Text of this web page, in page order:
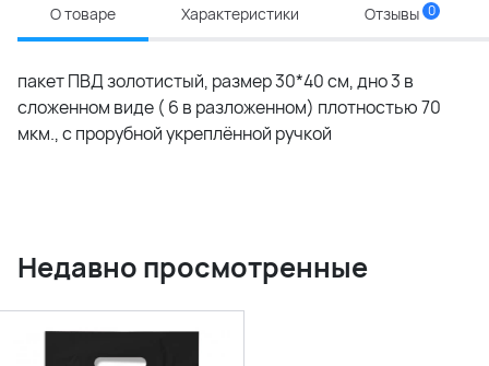
О товаре Характеристики Отзывы 0
пакет ПВД золотистый, размер 30*40 см, дно 3 в
сложенном виде ( 6 в разложенном) плотностью 70
мкм., с прорубной укреплённой ручкой
Недавно просмотренные